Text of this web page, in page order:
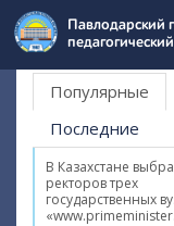
Перейти
содержимому
страницы.
Павлодарский
Главная
Студенты
математики
проект
графике
Новости
Популярные
Последние
В Казахстане
ректоров трех
государственных